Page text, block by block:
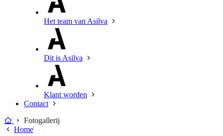
Het team van Asilva
Dit is Asilva
Klant worden
Contact
Fotogallerij
Home